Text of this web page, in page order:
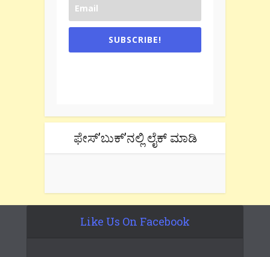
SUBSCRIBE!
ಫೇಸ್’ಬುಕ್’ನಲ್ಲಿ ಲೈಕ್ ಮಾಡಿ
Like Us On Facebook